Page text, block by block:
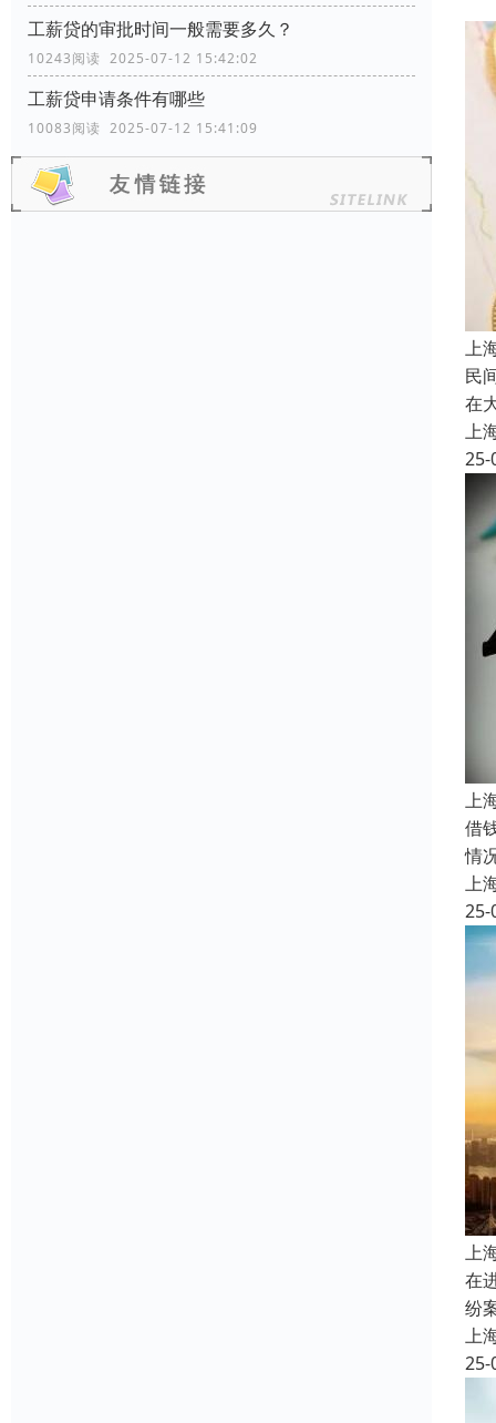
工薪贷的审批时间一般需要多久？
10243阅读 2025-07-12 15:42:02
工薪贷申请条件有哪些
10083阅读 2025-07-12 15:41:09
上
民
在
上
25-
上
借
情
上
25-
上
在
纷
上
25-